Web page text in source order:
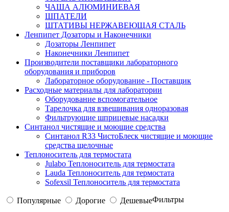
ЧАША АЛЮМИНИЕВАЯ
ШПАТЕЛИ
ШТАТИВЫ НЕРЖАВЕЮЩАЯ СТАЛЬ
Ленпипет Дозаторы и Наконечники
Дозаторы Ленпипет
Наконечники Ленпипет
Производители поставщики лабораторного
оборудования и приборов
Лабораторное оборудование - Поставщик
Расходные материалы для лаборатории
Оборудование вспомогательное
Тарелочка для взвешивания одноразовая
Фильтрующие шприцевые насадки
Синтанол чистящие и моющие средства
Синтанол R33 ЧистоБлеск чистящие и моющие
средства щелочные
Теплоноситель для термостата
Julabo Теплоноситель для термостата
Lauda Теплоноситель для термостата
Sofexsil Теплоноситель для термостата
Популярные Дорогие ДешевыеФильтры